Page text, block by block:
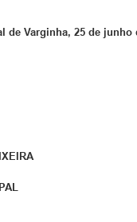
de Varginha, 25 de junho